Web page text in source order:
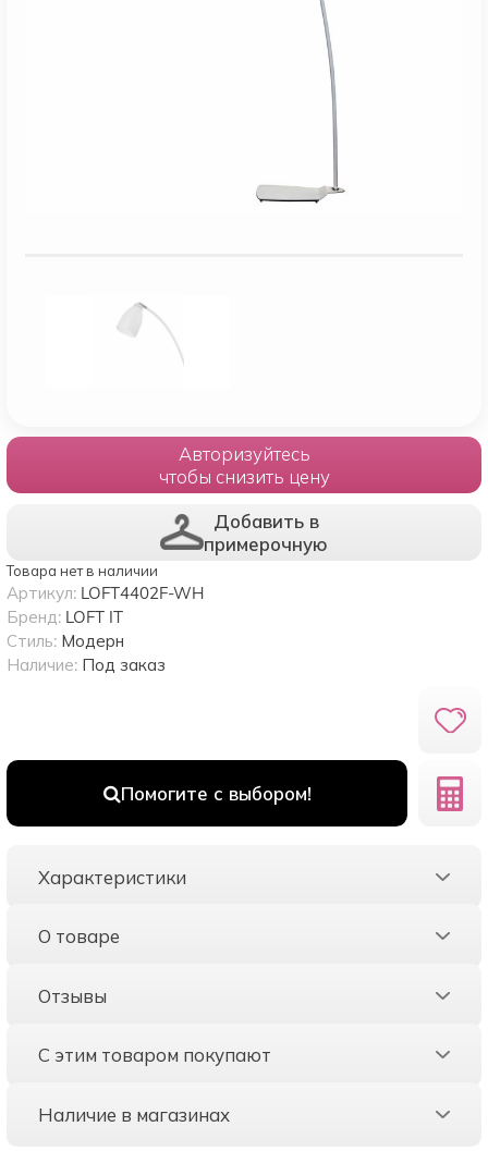
Авторизуйтесь
чтобы снизить цену
Добавить в
примерочную
Товара нет в наличии
Помогите с выбором!
Артикул: LOFT4402F-WH
Бренд: LOFT IT
Стиль: Модерн
Наличие: Под заказ
Характеристики
О товаре
Отзывы
С этим товаром покупают
Наличие в магазинах